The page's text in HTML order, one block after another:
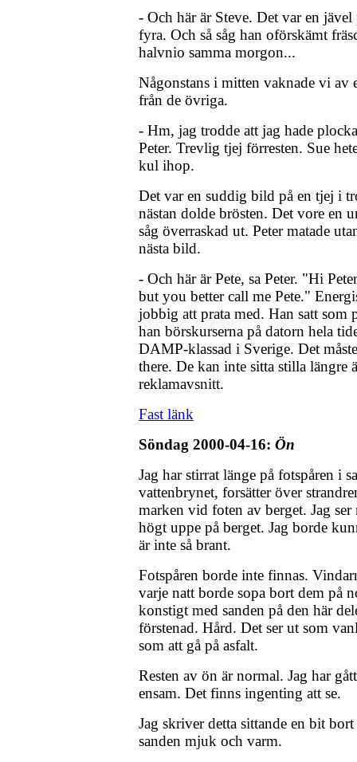
- Och här är Steve. Det var en
fyra. Och så såg han oförskämt
halvnio samma morgon...
Någonstans i mitten vaknade vi av
från de övriga.
- Hm, jag trodde att jag hade
Peter. Trevlig tjej förresten. Sue
kul ihop.
Det var en suddig bild på en tjej i
nästan dolde brösten. Det vore en
såg överraskad ut. Peter matade
nästa bild.
- Och här är Pete, sa Peter. "Hi
but you better call me Pete."
jobbig att prata med. Han satt som
han börskurserna på datorn hela
DAMP-klassad i Sverige. Det
there. De kan inte sitta stilla längre
reklamavsnitt.
Fast länk
Söndag 2000-04-16: Ön
Jag har stirrat länge på fotspåren i
vattenbrynet, forsätter över
marken vid foten av berget. Jag
högt uppe på berget. Jag borde
är inte så brant.
Fotspåren borde inte finnas.
varje natt borde sopa bort dem på
konstigt med sanden på den här
förstenad. Hård. Det ser ut som
som att gå på asfalt.
Resten av ön är normal. Jag har
ensam. Det finns ingenting att se.
Jag skriver detta sittande en bit
sanden mjuk och varm.